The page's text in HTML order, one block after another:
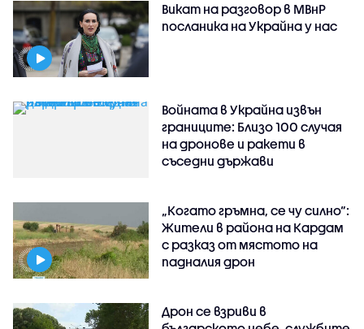
Викат на разговор в МВнР
посланика на Украйна у нас
Войната в Украйна извън
границите: Близо 100 случая
на дронове и ракети в
съседни държави
„Когато гръмна, се чу силно“:
Жители в района на Кардам
с разказ от мястото на
падналия дрон
Дрон се взриви в